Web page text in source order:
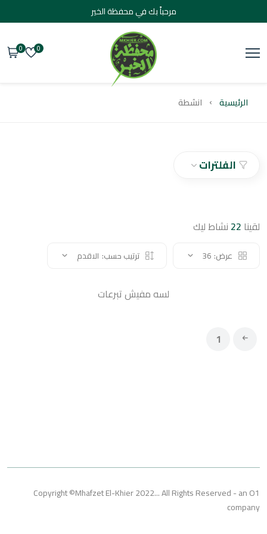
مرحباً بك في محفظة الخير
انشطة
الفلترات
نشاط ليك
عرض: 36 ترتيب حسب: الاقدم
لسه مفيش تبرعات
1
Copyright ©Mhafzet El-Khier 2022... All Rights Reserved